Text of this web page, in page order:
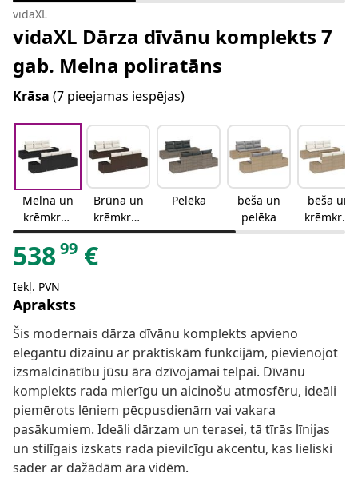
vidaXL
vidaXL Dārza dīvānu komplekts 7
gab. Melna poliratāns
Krāsa (7 pieejamas iespējas)
Melna un
krēmkrās
as
Brūna un
krēmkrās
as
Pelēka
bēša un
pelēka
bēša un
krēmkrās
a
53899 €
Iekļ. PVN
Apraksts
Šis modernais dārza dīvānu komplekts apvieno
elegantu dizainu ar praktiskām funkcijām, pievienojot
izsmalcinātību jūsu āra dzīvojamai telpai. Dīvānu
komplekts rada mierīgu un aicinošu atmosfēru, ideāli
piemērots lēniem pēcpusdienām vai vakara
pasākumiem. Ideāli dārzam un terasei, tā tīrās līnijas
un stilīgais izskats rada pievilcīgu akcentu, kas lieliski
sader ar dažādām āra vidēm.